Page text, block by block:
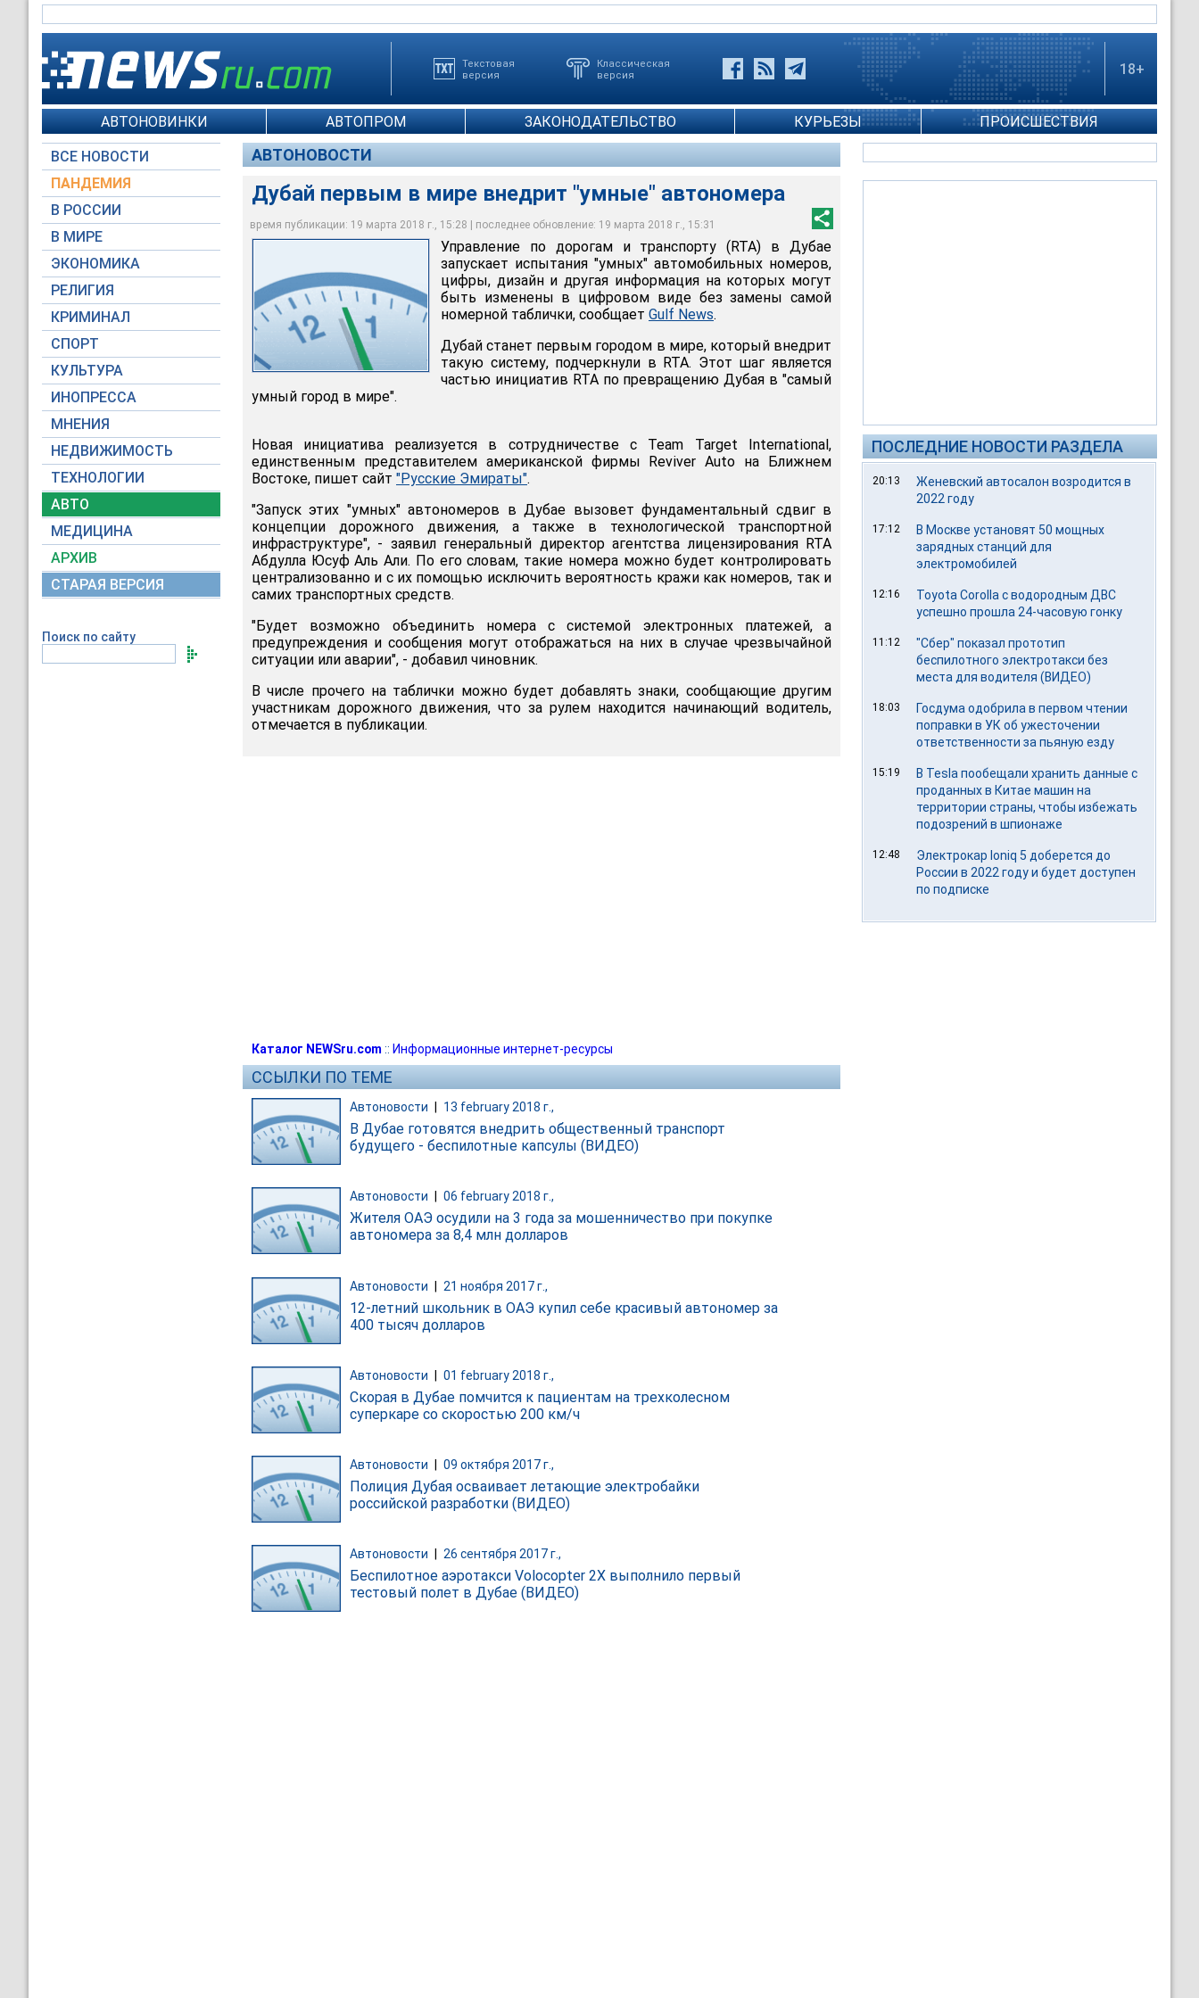
Текстовая
версия
Классическая
версия
18+
АВТОНОВИНКИ АВТОПРОМ ЗАКОНОДАТЕЛЬСТВО КУРЬЕЗЫ ПРОИСШЕСТВИЯ
ВСЕ НОВОСТИ
ПАНДЕМИЯ
В РОССИИ
В МИРЕ
ЭКОНОМИКА
РЕЛИГИЯ
КРИМИНАЛ
СПОРТ
КУЛЬТУРА
ИНОПРЕССА
МНЕНИЯ
НЕДВИЖИМОСТЬ
ТЕХНОЛОГИИ
АВТО
МЕДИЦИНА
АРХИВ
СТАРАЯ ВЕРСИЯ
Поиск по сайту
АВТОНОВОСТИ
Дубай первым в мире внедрит "умные" автономера
время публикации: 19 марта 2018 г., 15:28 | последнее обновление: 19 марта 2018 г., 15:31
Управление по дорогам и транспорту (RTA) в Дубае
запускает испытания "умных" автомобильных номеров,
цифры, дизайн и другая информация на которых могут
быть изменены в цифровом виде без замены самой
номерной таблички, сообщает Gulf News.
Дубай станет первым городом в мире, который внедрит
такую систему, подчеркнули в RTA. Этот шаг является
частью инициатив RTA по превращению Дубая в "самый
умный город в мире".
Новая инициатива реализуется в сотрудничестве с Team Target International,
единственным представителем американской фирмы Reviver Auto на Ближнем
Востоке, пишет сайт "Русские Эмираты".
"Запуск этих "умных" автономеров в Дубае вызовет фундаментальный сдвиг в
концепции дорожного движения, а также в технологической транспортной
инфраструктуре", - заявил генеральный директор агентства лицензирования RTA
Абдулла Юсуф Аль Али. По его словам, такие номера можно будет контролировать
централизованно и с их помощью исключить вероятность кражи как номеров, так и
самих транспортных средств.
"Будет возможно объединить номера с системой электронных платежей, а
предупреждения и сообщения могут отображаться на них в случае чрезвычайной
ситуации или аварии", - добавил чиновник.
В числе прочего на таблички можно будет добавлять знаки, сообщающие другим
участникам дорожного движения, что за рулем находится начинающий водитель,
отмечается в публикации.
Каталог NEWSru.com :: Информационные интернет-ресурсы
ССЫЛКИ ПО ТЕМЕ
Автоновости 13 february 2018 г.,
В Дубае готовятся внедрить общественный транспорт
будущего - беспилотные капсулы (ВИДЕО)
Автоновости 06 february 2018 г.,
Жителя ОАЭ осудили на 3 года за мошенничество при покупке
автономера за 8,4 млн долларов
Автоновости | 21 ноября 2017 г.,
12-летний школьник в ОАЭ купил себе красивый автономер за
400 тысяч долларов
Автоновости 01 february 2018 г.,
Скорая в Дубае помчится к пациентам на трехколесном
суперкаре со скоростью 200 км/ч
Автоновости 09 октября 2017 г.,
Полиция Дубая осваивает летающие электробайки
российской разработки (ВИДЕО)
Автоновости 26 сентября 2017 г.,
Беспилотное аэротакси Volocopter 2X выполнило первый
тестовый полет в Дубае (ВИДЕО)
ПОСЛЕДНИЕ НОВОСТИ РАЗДЕЛА
20:13
Женевский автосалон возродится в
2022 году
17:12
В Москве установят 50 мощных
зарядных станций для
электромобилей
12:16
Toyota Corolla с водородным ДВС
успешно прошла 24-часовую гонку
11:12
"Сбер" показал прототип
беспилотного электротакси без
места для водителя (ВИДЕО)
18:03
Госдума одобрила в первом чтении
поправки в УК об ужесточении
ответственности за пьяную езду
15:19
В Tesla пообещали хранить данные с
проданных в Китае машин на
территории страны, чтобы избежать
подозрений в шпионаже
12:48
Электрокар Ioniq 5 доберется до
России в 2022 году и будет доступен
по подписке